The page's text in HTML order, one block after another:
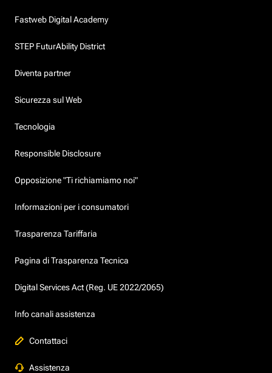
Fastweb Digital Academy
STEP FuturAbility District
Diventa partner
Sicurezza sul Web
Tecnologia
Responsible Disclosure
Opposizione "Ti richiamiamo noi"
Informazioni per i consumatori
Trasparenza Tariffaria
Pagina di Trasparenza Tecnica
Digital Services Act (Reg. UE 2022/2065)
Info canali assistenza
Contattaci
Assistenza